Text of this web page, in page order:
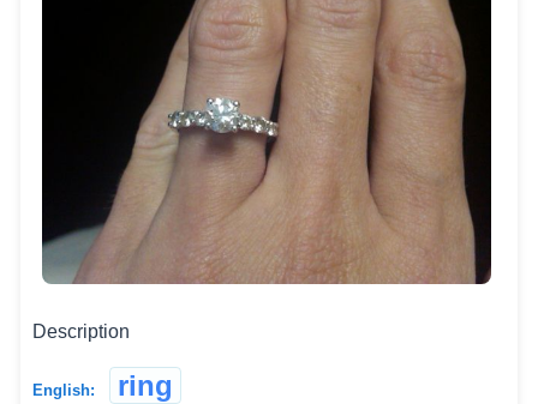
Description
English: ring